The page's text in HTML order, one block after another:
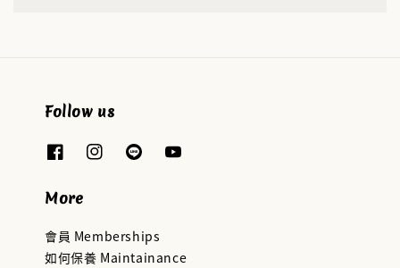
Follow us
More
會員 Memberships
如何保養 Maintainance